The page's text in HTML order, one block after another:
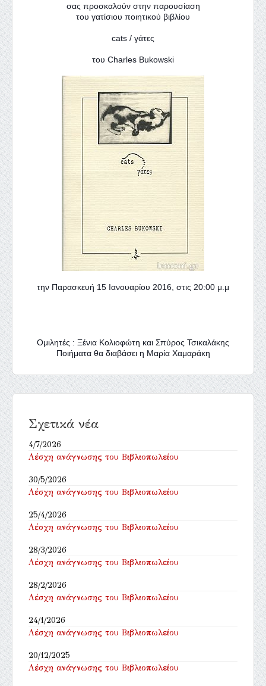
σας προσκαλούν στην παρουσίαση
του γατίσιου ποιητικού βιβλίου
cats / γάτες
του Charles Bukowski
την Παρασκευή 15 Ιανουαρίου 2016, στις 20:00 μ.μ
Ομιλητές : Ξένια Κολιοφώτη και Σπύρος Τσικαλάκης
Ποιήματα θα διαβάσει η Μαρία Χαμαράκη
Σχετικά νέα
4/7/2026
Λέσχη ανάγνωσης του Βιβλιοπωλείου
30/5/2026
Λέσχη ανάγνωσης του Βιβλιοπωλείου
25/4/2026
Λέσχη ανάγνωσης του Βιβλιοπωλείου
28/3/2026
Λέσχη ανάγνωσης του Βιβλιοπωλείου
28/2/2026
Λέσχη ανάγνωσης του Βιβλιοπωλείου
24/1/2026
Λέσχη ανάγνωσης του Βιβλιοπωλείου
20/12/2025
Λέσχη ανάγνωσης του Βιβλιοπωλείου